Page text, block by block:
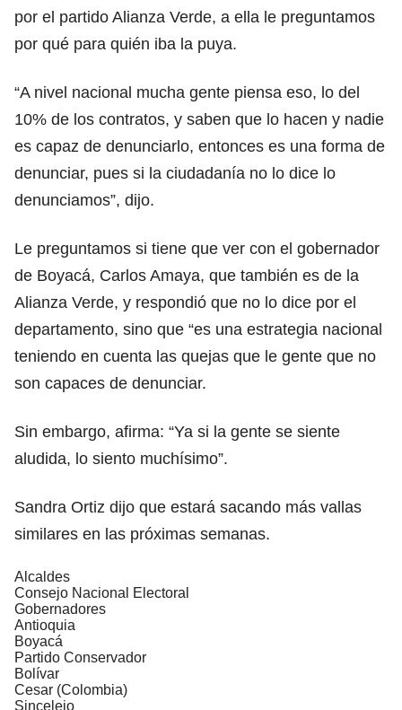
por el partido Alianza Verde, a ella le preguntamos
por qué para quién iba la puya.
“A nivel nacional mucha gente piensa eso, lo del
10% de los contratos, y saben que lo hacen y nadie
es capaz de denunciarlo, entonces es una forma de
denunciar, pues si la ciudadanía no lo dice lo
denunciamos”, dijo.
Le preguntamos si tiene que ver con el gobernador
de Boyacá, Carlos Amaya, que también es de la
Alianza Verde, y respondió que no lo dice por el
departamento, sino que “es una estrategia nacional
teniendo en cuenta las quejas que le gente que no
son capaces de denunciar.
Sin embargo, afirma: “Ya si la gente se siente
aludida, lo siento muchísimo”.
Sandra Ortiz dijo que estará sacando más vallas
similares en las próximas semanas.
Alcaldes
Consejo Nacional Electoral
Gobernadores
Antioquia
Boyacá
Partido Conservador
Bolívar
Cesar (Colombia)
Sincelejo